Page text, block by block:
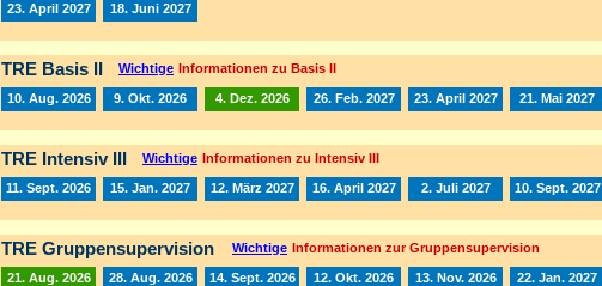
23. April 2027
18. Juni 2027
TRE Basis II Wichtige Informationen zu Basis II
10. Aug. 2026 9. Okt. 2026 4. Dez. 2026 26. Feb. 2027 23. April 2027 21. Mai 2027
TRE Intensiv III Wichtige Informationen zu Intensiv III
11. Sept. 2026 15. Jan. 2027 12. März 2027 16. April 2027 2. Juli 2027 10. Sept. 2027
TRE Gruppensupervision Wichtige Informationen zur Gruppensupervision
21. Aug. 2026 28. Aug. 2026 14. Sept. 2026 12. Okt. 2026 13. Nov. 2026 22. Jan. 2027